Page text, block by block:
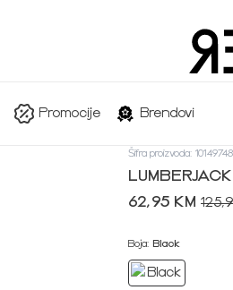
Promocije Brendovi
Šifra proizvoda:
62,95 KM
Boja: Black